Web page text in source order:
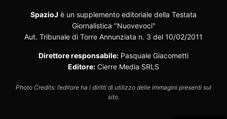
SpazioJ è un supplemento editoriale della Testata
Giornalistica "Nuovevoci"
Aut. Tribunale di Torre Annunziata n. 3 del 10/02/2011
Direttore responsabile: Pasquale Giacometti
Editore: Cierre Media SRLS
Photo Credits: l’editore ha i diritti di utilizzo delle immagini presenti sul
sito.